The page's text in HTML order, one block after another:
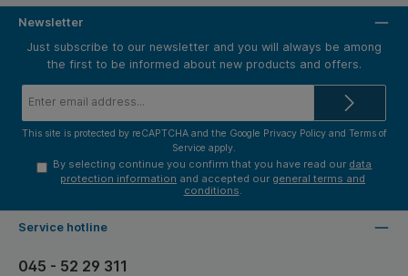
Newsletter
Just subscribe to our newsletter and you will always be among
the first to be informed about new products and offers.
This site is protected by reCAPTCHA and the Google Privacy Policyand Terms of
Service apply.
By selecting continue you confirm that you have read our data
protection information and accepted our general terms and
conditions.
Service hotline
045 - 52 29 311